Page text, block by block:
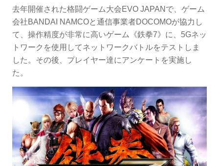
去年開催された格闘ゲーム大会EVO JAPANで、ゲーム
会社BANDAI NAMCOと通信事業者DOCOMOが協力し
て、操作精度が非常に高いゲーム《鉄拳7》に、5Gネッ
トワークを使用してネットワークバトルをテストしま
した。その後、プレイヤー達にアンケートを実施し
た。